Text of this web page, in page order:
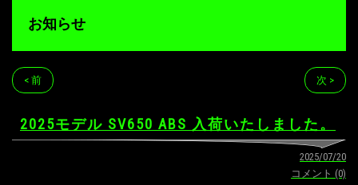
お知らせ
< 前 次 >
2025モデル SV650 ABS 入荷いたしました。
2025/07/20
コメント (0)